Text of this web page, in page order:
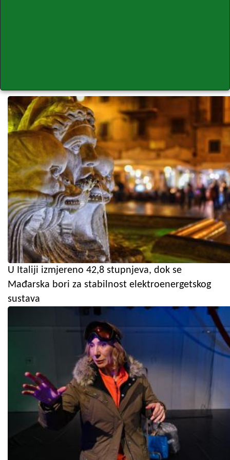
U Italiji izmjereno 42,8 stupnjeva, dok se
Mađarska bori za stabilnost elektroenergetskog
sustava